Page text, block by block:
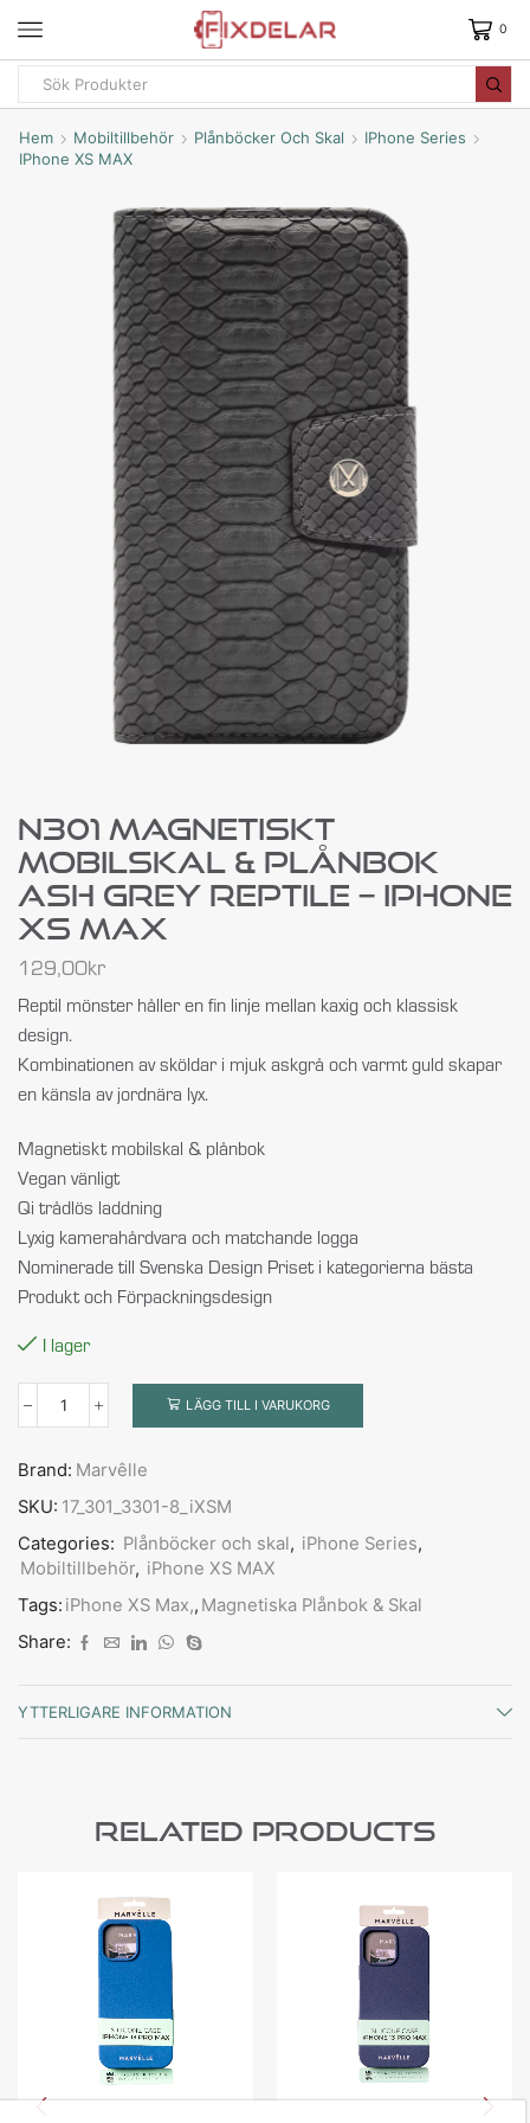
0
Hem Mobiltillbehör Plånböcker Och Skal
IPhone Series
IPhone XS MAX
N301 Magnetiskt
Mobilskal & Plånbok
Ash Grey Reptile – IPhone
XS MAX
129,00kr
Reptil mönster håller en fin linje mellan kaxig och klassisk
design.
Kombinationen av sköldar i mjuk askgrå och varmt guld skapar
en känsla av jordnära lyx.
Magnetiskt mobilskal & plånbok
Vegan vänligt
Qi trådlös laddning
Lyxig kamerahårdvara och matchande logga
Nominerade till Svenska Design Priset i kategorierna bästa
Produkt och Förpackningsdesign
I lager
LÄGG TILL I VARUKORG
Brand: Marvêlle
SKU: 17_301_3301-8_iXSM
Categories: Plånböcker och skal , iPhone Series,
Mobiltillbehör, iPhone XS MAX
Tags: iPhone XS Max,, Magnetiska Plånbok & Skal
Share:
YTTERLIGARE INFORMATION
Related Products